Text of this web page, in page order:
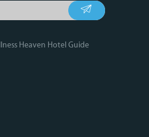
Heaven Hotel Guide